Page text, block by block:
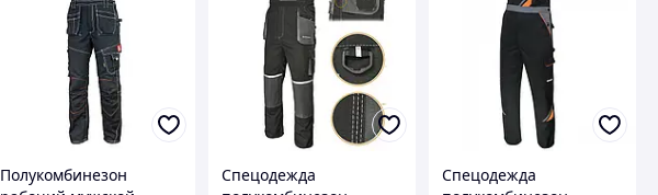
Полукомбинезон
Спецодежда
Спецодежда